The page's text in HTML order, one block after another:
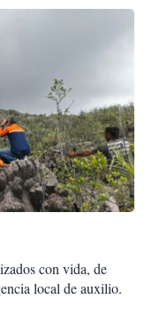
con vida, de
local de auxilio.